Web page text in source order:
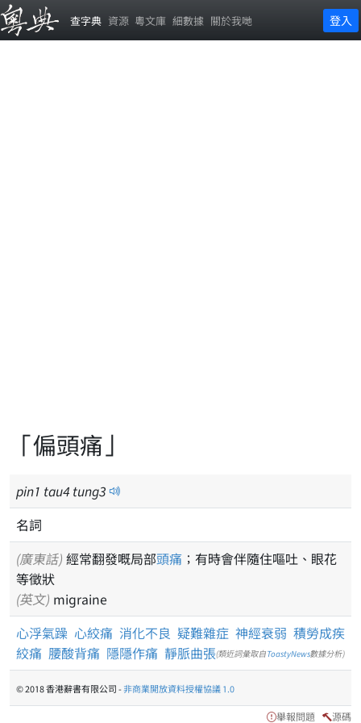
查字典 資源 粵文庫 細數據 關於我哋 登入
「偏頭痛」
pin1 tau4 tung3
名詞
(廣東話) 經常翻發嘅局部頭痛 ；有時會伴隨住嘔吐、眼花
等徵狀
(英文) migraine
心浮氣躁 心絞痛 消化不良 疑難雜症 神經衰弱 積勞成疾
絞痛 腰酸背痛 隱隱作痛 靜脈曲張(類近詞彙取自ToastyNews數據分析)
© 2018 香港辭書有限公司 -非商業開放資料授權協議 1.0
舉報問題 源碼